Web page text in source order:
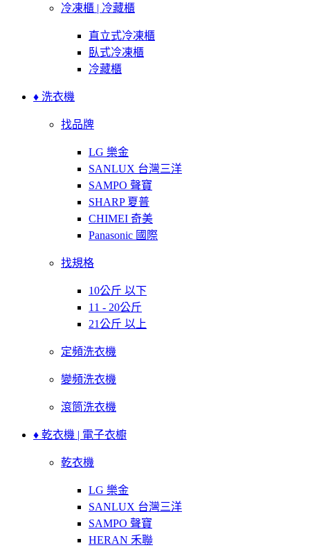
冷凍櫃 | 冷藏櫃
直立式冷凍櫃
臥式冷凍櫃
冷藏櫃
♦ 洗衣機
找品牌
LG 樂金
SANLUX 台灣三洋
SAMPO 聲寶
SHARP 夏普
CHIMEI 奇美
Panasonic 國際
找規格
10公斤 以下
11 - 20公斤
21公斤 以上
定頻洗衣機
變頻洗衣機
滾筒洗衣機
♦ 乾衣機 | 電子衣櫥
乾衣機
LG 樂金
SANLUX 台灣三洋
SAMPO 聲寶
HERAN 禾聯